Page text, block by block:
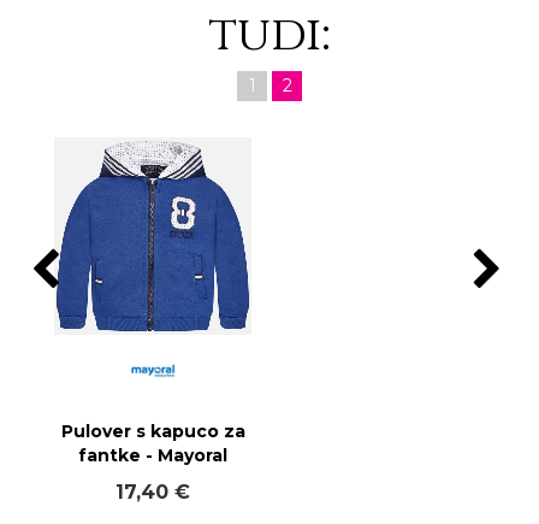
tudi:
1 2
Pulover s kapuco za
fantke - Mayoral
17,40 €